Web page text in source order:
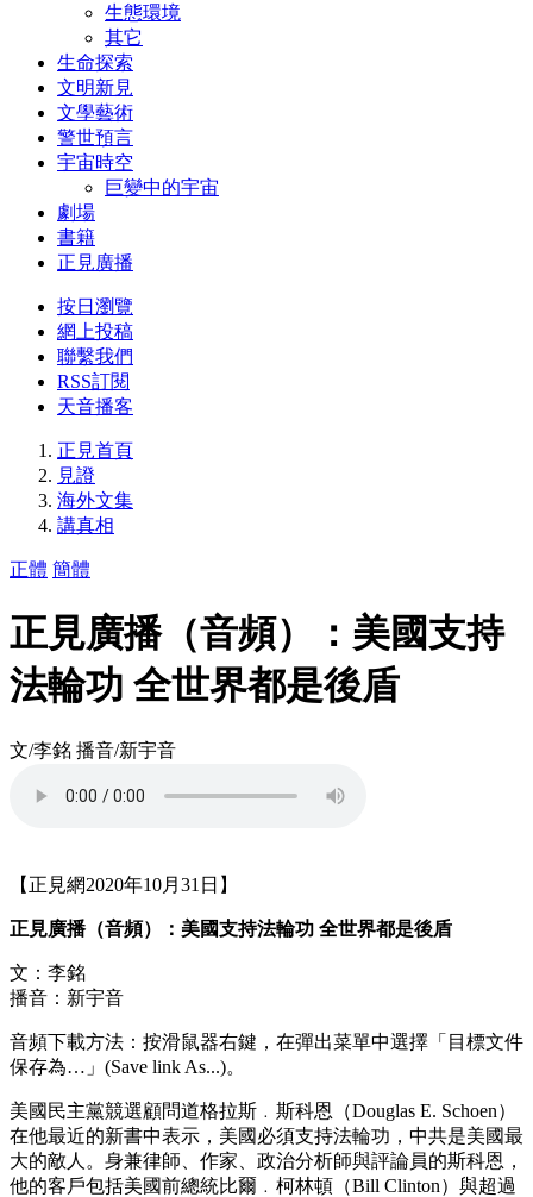
生態環境
其它
生命探索
文明新見
文學藝術
警世預言
宇宙時空
巨變中的宇宙
劇場
書籍
正見廣播
按日瀏覽
網上投稿
聯繫我們
RSS訂閱
天音播客
正見首頁
見證
海外文集
講真相
正體 簡體
正見廣播（音頻）：美國支持
法輪功 全世界都是後盾
文/李銘 播音/新宇音
【正見網2020年10月31日】
正見廣播（音頻）：美國支持法輪功 全世界都是後盾
文：李銘
播音：新宇音
音頻下載方法：按滑鼠器右鍵，在彈出菜單中選擇「目標文件
保存為…」(Save link As...)。
美國民主黨競選顧問道格拉斯﹒斯科恩（Douglas E. Schoen）
在他最近的新書中表示，美國必須支持法輪功，中共是美國最
大的敵人。身兼律師、作家、政治分析師與評論員的斯科恩，
他的客戶包括美國前總統比爾﹒柯林頓（Bill Clinton）與超過